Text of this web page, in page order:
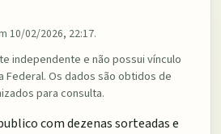
10/02/2026, 22:17.
independente e não possui vínculo
Federal. Os dados são obtidos de
para consulta.
com dezenas sorteadas e